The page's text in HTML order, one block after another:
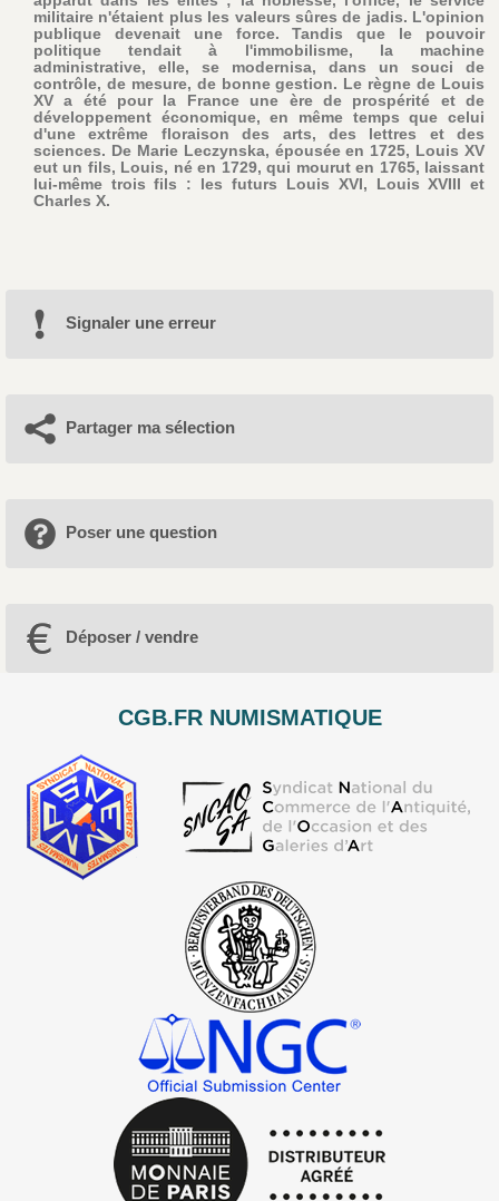
militaire n'étaient plus les valeurs sûres de jadis. L'opinion
publique devenait une force. Tandis que le pouvoir
politique tendait à l'immobilisme, la machine
administrative, elle, se modernisa, dans un souci de
contrôle, de mesure, de bonne gestion. Le règne de Louis
XV a été pour la France une ère de prospérité et de
développement économique, en même temps que celui
d'une extrême floraison des arts, des lettres et des
sciences. De Marie Leczynska, épousée en 1725, Louis XV
eut un fils, Louis, né en 1729, qui mourut en 1765, laissant
lui-même trois fils : les futurs Louis XVI, Louis XVIII et
Charles X.
Signaler une erreur
Partager ma sélection
Poser une question
Déposer / vendre
CGB.FR NUMISMATIQUE